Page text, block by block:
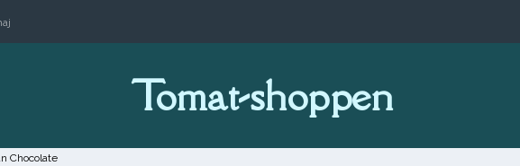
Tomat-shoppen
Chocolate